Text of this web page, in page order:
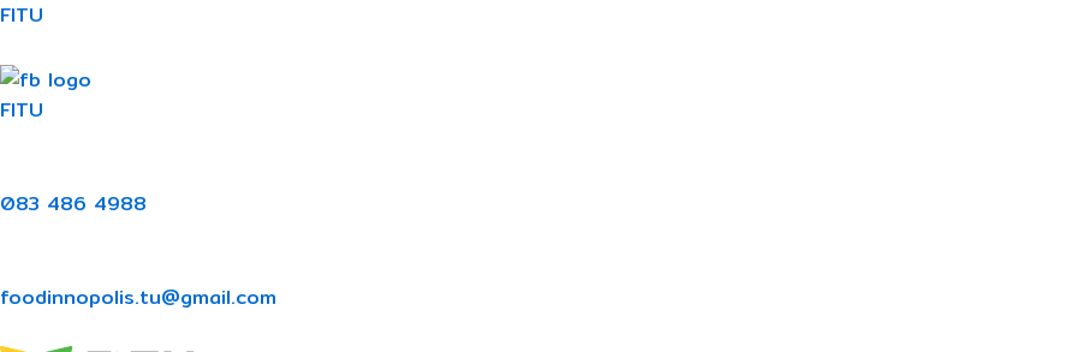
Skip
content
FITU
FITU
083 486 4988
foodinnopolis.tu@gmail.com
Menu